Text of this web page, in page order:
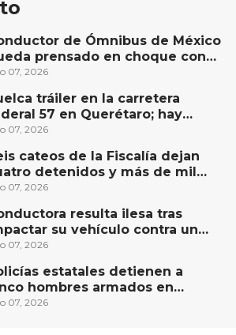
de Ómnibus de México
prensado en choque con
en San Juan del Río
07, 2026
tráiler en la carretera
57 en Querétaro; hay
de combustible
07, 2026
cateos de la Fiscalía dejan
detenidos y más de mil
aseguradas en Querétaro
07, 2026
resulta ilesa tras
su vehículo contra un
en Huimilpan
07, 2026
estatales detienen a
hombres armados en
capital
07, 2026